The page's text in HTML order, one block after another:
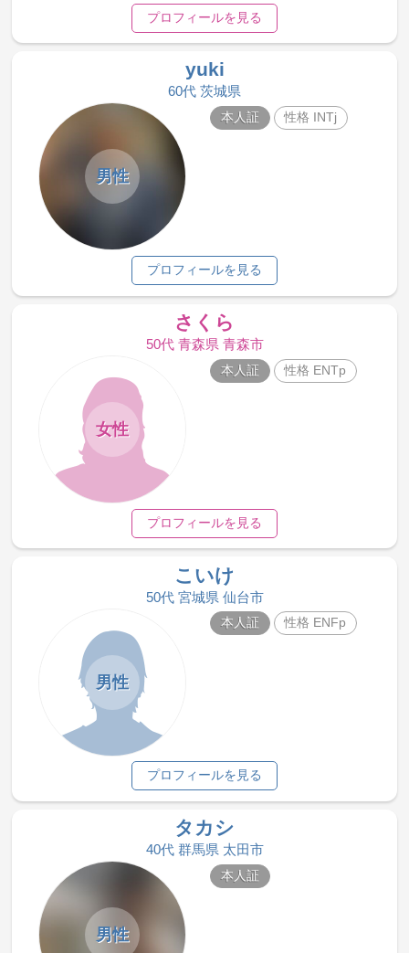
プロフィールを見る
yuki
60代 茨城県
男性
本人証 性格 INTj
プロフィールを見る
さくら
50代 青森県 青森市
女性
本人証 性格 ENTp
プロフィールを見る
こいけ
50代 宮城県 仙台市
男性
本人証 性格 ENFp
プロフィールを見る
タカシ
40代 群馬県 太田市
男性
本人証